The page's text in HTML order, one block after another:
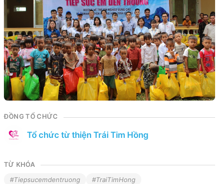
ĐỒNG TỔ CHỨC
Tổ chức từ thiện Trái Tim Hồng
TỪ KHÓA
#Tiepsucemdentruong
#TraiTimHong